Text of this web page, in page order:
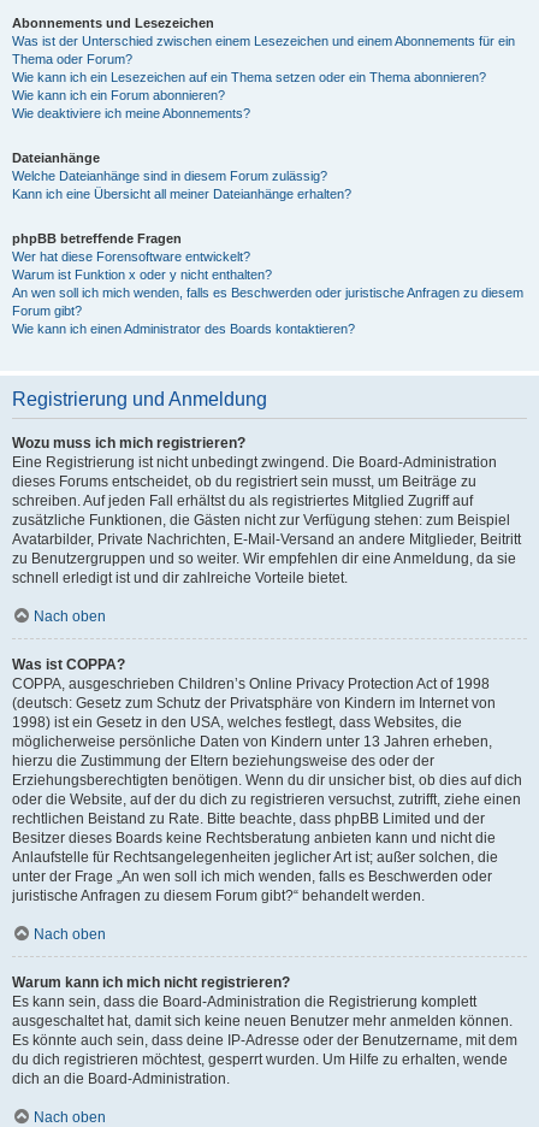
Abonnements und Lesezeichen
Was ist der Unterschied zwischen einem Lesezeichen und einem Abonnements für ein
Thema oder Forum?
Wie kann ich ein Lesezeichen auf ein Thema setzen oder ein Thema abonnieren?
Wie kann ich ein Forum abonnieren?
Wie deaktiviere ich meine Abonnements?
Dateianhänge
Welche Dateianhänge sind in diesem Forum zulässig?
Kann ich eine Übersicht all meiner Dateianhänge erhalten?
phpBB betreffende Fragen
Wer hat diese Forensoftware entwickelt?
Warum ist Funktion x oder y nicht enthalten?
An wen soll ich mich wenden, falls es Beschwerden oder juristische Anfragen zu diesem
Forum gibt?
Wie kann ich einen Administrator des Boards kontaktieren?
Registrierung und Anmeldung
Wozu muss ich mich registrieren?
Eine Registrierung ist nicht unbedingt zwingend. Die Board-Administration
dieses Forums entscheidet, ob du registriert sein musst, um Beiträge zu
schreiben. Auf jeden Fall erhältst du als registriertes Mitglied Zugriff auf
zusätzliche Funktionen, die Gästen nicht zur Verfügung stehen: zum Beispiel
Avatarbilder, Private Nachrichten, E-Mail-Versand an andere Mitglieder, Beitritt
zu Benutzergruppen und so weiter. Wir empfehlen dir eine Anmeldung, da sie
schnell erledigt ist und dir zahlreiche Vorteile bietet.
Nach oben
Was ist COPPA?
COPPA, ausgeschrieben Children’s Online Privacy Protection Act of 1998
(deutsch: Gesetz zum Schutz der Privatsphäre von Kindern im Internet von
1998) ist ein Gesetz in den USA, welches festlegt, dass Websites, die
möglicherweise persönliche Daten von Kindern unter 13 Jahren erheben,
hierzu die Zustimmung der Eltern beziehungsweise des oder der
Erziehungsberechtigten benötigen. Wenn du dir unsicher bist, ob dies auf dich
oder die Website, auf der du dich zu registrieren versuchst, zutrifft, ziehe einen
rechtlichen Beistand zu Rate. Bitte beachte, dass phpBB Limited und der
Besitzer dieses Boards keine Rechtsberatung anbieten kann und nicht die
Anlaufstelle für Rechtsangelegenheiten jeglicher Art ist; außer solchen, die
unter der Frage „An wen soll ich mich wenden, falls es Beschwerden oder
juristische Anfragen zu diesem Forum gibt?“ behandelt werden.
Nach oben
Warum kann ich mich nicht registrieren?
Es kann sein, dass die Board-Administration die Registrierung komplett
ausgeschaltet hat, damit sich keine neuen Benutzer mehr anmelden können.
Es könnte auch sein, dass deine IP-Adresse oder der Benutzername, mit dem
du dich registrieren möchtest, gesperrt wurden. Um Hilfe zu erhalten, wende
dich an die Board-Administration.
Nach oben